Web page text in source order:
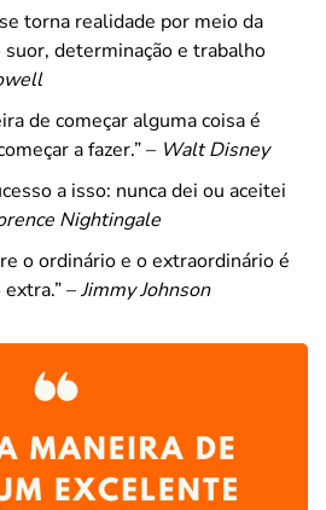
torna realidade por meio da
suor, determinação e trabalho
de começar alguma coisa é
a fazer.” – Walt Disney
a isso: nunca dei ou aceitei
Nightingale
o ordinário e o extraordinário é
–Jimmy Johnson